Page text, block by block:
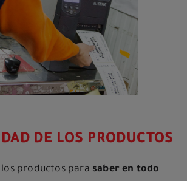
DE LOS PRODUCTOS
los productos para saber en todo